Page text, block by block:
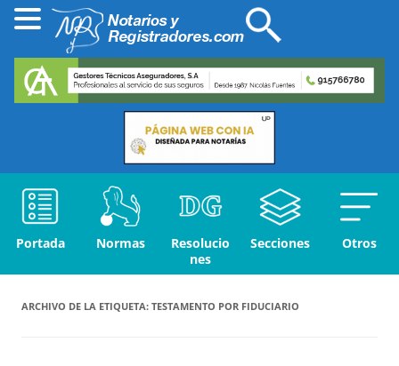
Portada Normas
Resolucio
nes
Secciones Otros
ARCHIVO DE LA ETIQUETA: TESTAMENTO POR FIDUCIARIO